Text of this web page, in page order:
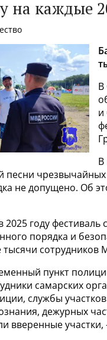
на каждые
В
и
В
песни
не допущено. Об
году фестиваль
порядка и
сотрудников
пункт
самарских
службы
дежурных
вверенные